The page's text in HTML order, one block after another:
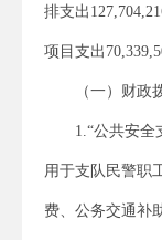
排支出
项目支出
（一）财
1.“公共安全
用于支队民警职
费、公务交通补